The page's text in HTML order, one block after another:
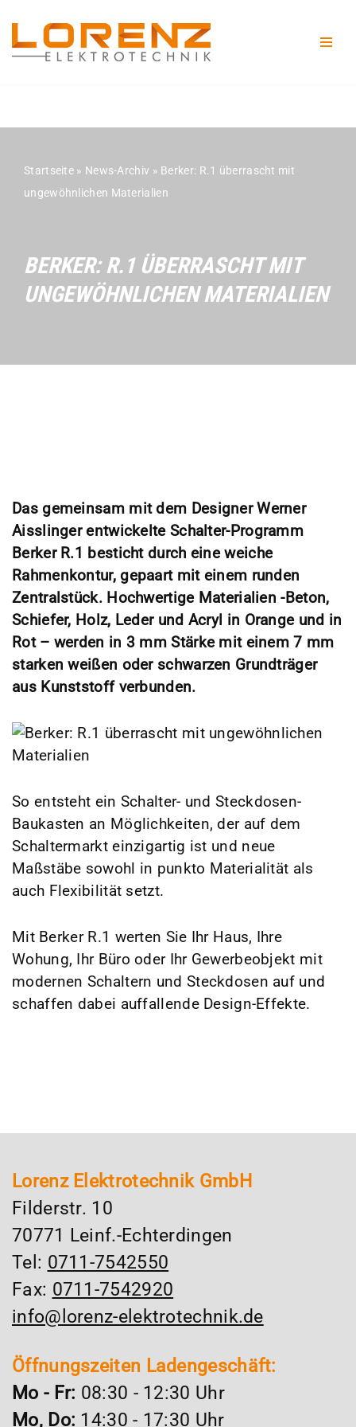
Zum
Inhalt
Startseite » News-Archiv » Berker: R.1 überrascht mit
ungewöhnlichen Materialien
BERKER: R.1 ÜBERRASCHT MIT
UNGEWÖHNLICHEN MATERIALIEN
Das gemeinsam mit dem Designer Werner
Aisslinger entwickelte Schalter-Programm
Berker R.1 besticht durch eine weiche
Rahmenkontur, gepaart mit einem runden
Zentralstück. Hochwertige Materialien -Beton,
Schiefer, Holz, Leder und Acryl in Orange und in
Rot – werden in 3 mm Stärke mit einem 7 mm
starken weißen oder schwarzen Grundträger
aus Kunststoff verbunden.
So entsteht ein Schalter- und Steckdosen-
Baukasten an Möglichkeiten, der auf dem
Schaltermarkt einzigartig ist und neue
Maßstäbe sowohl in punkto Materialität als
auch Flexibilität setzt.
Mit Berker R.1 werten Sie Ihr Haus, Ihre
Wohung, Ihr Büro oder Ihr Gewerbeobjekt mit
modernen Schaltern und Steckdosen auf und
schaffen dabei auffallende Design-Effekte.
Lorenz Elektrotechnik GmbH
Filderstr. 10
70771 Leinf.-Echterdingen
Tel: 0711-7542550
Fax: 0711-7542920
info@lorenz-elektrotechnik.de
Öffnungszeiten Ladengeschäft:
Mo - Fr: 08:30 - 12:30 Uhr
Mo, Do: 14:30 - 17:30 Uhr